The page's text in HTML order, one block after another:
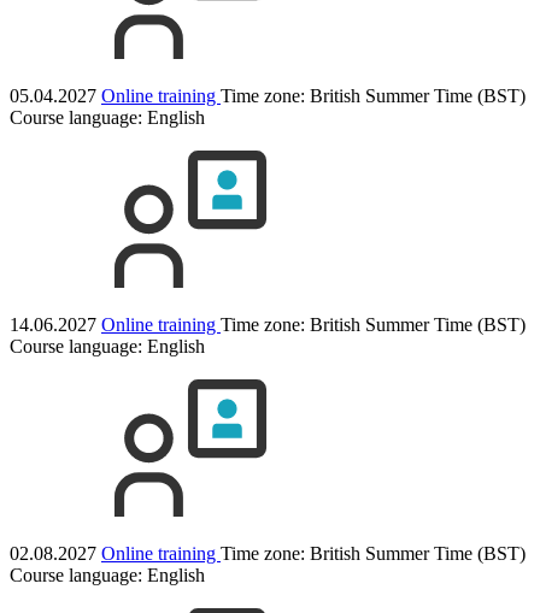
05.04.2027 Online training Time zone: British Summer Time (BST)
Course language: English
14.06.2027 Online training Time zone: British Summer Time (BST)
Course language: English
02.08.2027 Online training Time zone: British Summer Time (BST)
Course language: English